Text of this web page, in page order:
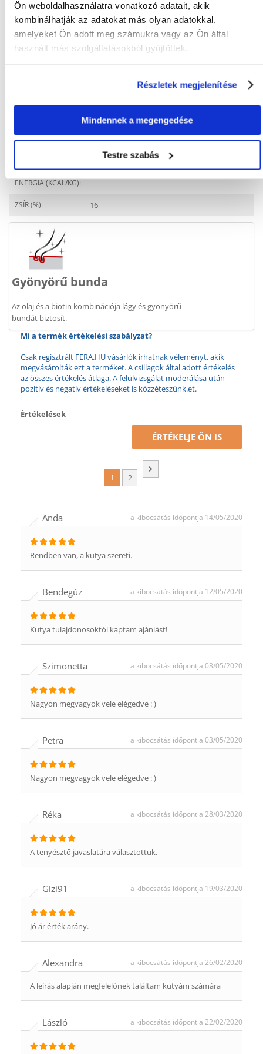
Ön weboldalhasználatra vonatkozó adatait, akik
kombinálhatják az adatokat más olyan adatokkal,
amelyeket Ön adott meg számukra vagy az Ön által
használt más szolgáltatásokból gyűjtöttek.
Részletek megjelenítése
Mindennek a megengedése
Testre szabás
Javasolt felhasználás
ÉLETSZAKASZ: Felnőtt
METABOLIKUS
ENERGIA (KCAL/KG):
4050
ZSÍR (%): 16
Gyönyörű bunda
Az olaj és a biotin kombinációja lágy és gyönyörű
bundát biztosít.
Mi a termék értékelési szabályzat?
Csak regisztrált FERA.HU vásárlók írhatnak véleményt, akik
megvásárolták ezt a terméket. A csillagok által adott értékelés
az összes értékelés átlaga. A felülvizsgálat moderálása után
pozitív és negatív értékeléseket is közzéteszünk.et.
Értékelések
ÉRTÉKELJE ÖN IS
1 2
Anda a kibocsátás időpontja 14/05/2020
Rendben van, a kutya szereti.
Bendegúz a kibocsátás időpontja 12/05/2020
Kutya tulajdonosoktól kaptam ajánlást!
Szimonetta a kibocsátás időpontja 08/05/2020
Nagyon megvagyok vele elégedve : )
Petra a kibocsátás időpontja 03/05/2020
Nagyon megvagyok vele elégedve : )
Réka a kibocsátás időpontja 28/03/2020
A tenyésztő javaslatára választottuk.
Gizi91 a kibocsátás időpontja 19/03/2020
Jó ár érték arány.
Alexandra a kibocsátás időpontja 26/02/2020
A leírás alapján megfelelőnek találtam kutyám számára
László a kibocsátás időpontja 22/02/2020